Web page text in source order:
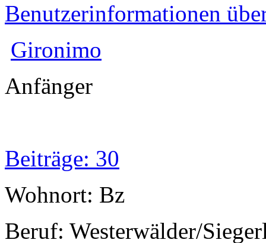
Benutzerinformationen
Gironimo
Anfänger
Beiträge: 30
Wohnort: Bz
Beruf: Westerwälder/